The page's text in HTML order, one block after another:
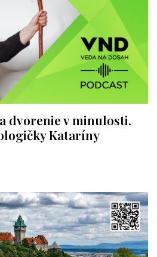
dvorenie v minulosti.
Kataríny